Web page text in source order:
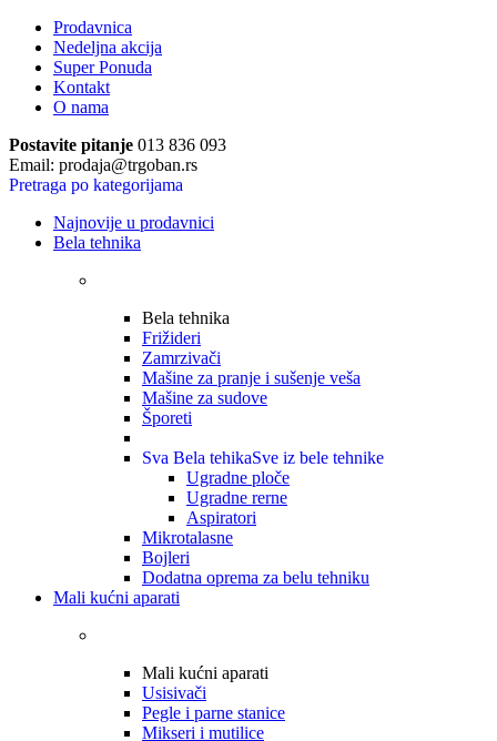
Prodavnica
Nedeljna akcija
Super Ponuda
Kontakt
O nama
Postavite pitanje 013 836 093
Email: prodaja@trgoban.rs
Pretraga po kategorijama
Najnovije u prodavnici
Bela tehnika
Bela tehnika
Frižideri
Zamrzivači
Mašine za pranje i sušenje veša
Mašine za sudove
Šporeti
Sva Bela tehikaSve iz bele tehnike
Ugradne ploče
Ugradne rerne
Aspiratori
Mikrotalasne
Bojleri
Dodatna oprema za belu tehniku
Mali kućni aparati
Mali kućni aparati
Usisivači
Pegle i parne stanice
Mikseri i mutilice